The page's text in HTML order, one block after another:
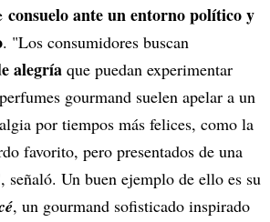
consuelo ante un entorno político y
. "Los consumidores buscan
alegría que puedan experimentar
gourmand suelen apelar a un
por tiempos más felices, como la
favorito, pero presentados de una
señaló. Un buen ejemplo de ello es su
, un gourmand sofisticado inspirado